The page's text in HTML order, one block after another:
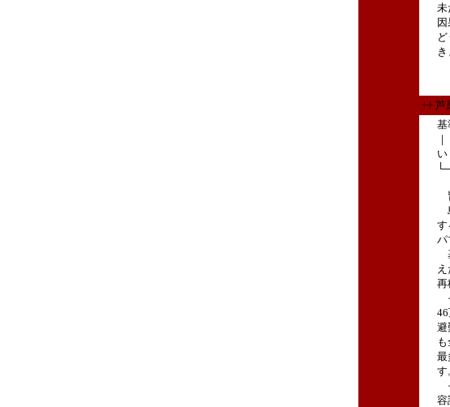
未
き
++
基
い
す
パ
え
再
避
も
最
す
容